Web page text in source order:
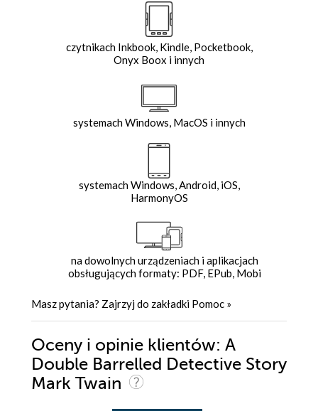
czytnikach Inkbook, Kindle, Pocketbook,
Onyx Boox i innych
systemach Windows, MacOS i innych
systemach Windows, Android, iOS,
HarmonyOS
na dowolnych urządzeniach i aplikacjach
obsługujących formaty: PDF, EPub, Mobi
Masz pytania? Zajrzyj do zakładki Pomoc »
Oceny i opinie klientów: A
Double Barrelled Detective Story
Mark Twain